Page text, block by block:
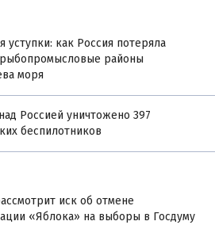
уступки: как Россия потеряла
районы
моря
Россией уничтожено 397
беспилотников
иск об отмене
«Яблока» на выборы в Госдуму